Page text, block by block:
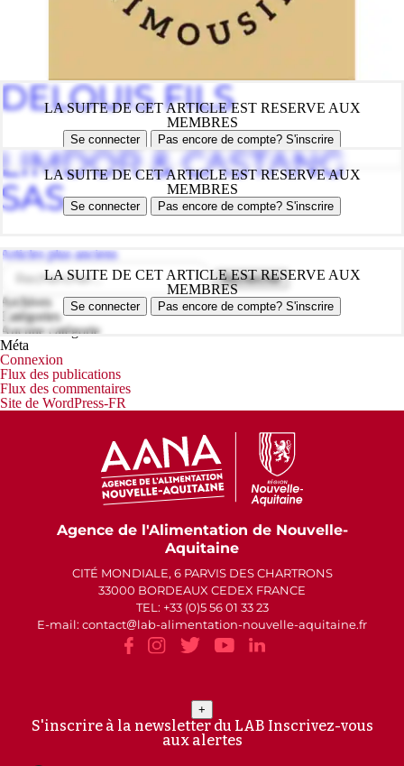
LA SUITE DE CET ARTICLE EST RESERVE AUX
MEMBRES
Se connecter Pas encore de compte? S'inscrire
DELOUIS FILS
LA SUITE DE CET ARTICLE EST RESERVE AUX
MEMBRES
Se connecter Pas encore de compte? S'inscrire
LIMDOR & CASTANG
SAS
LA SUITE DE CET ARTICLE EST RESERVE AUX
MEMBRES
Se connecter Pas encore de compte? S'inscrire
Navigation
articles
Articles plus anciens
Rechercher :
Archives
Catégories
Aucune catégorie
Méta
Connexion
Flux des publications
Flux des commentaires
Site de WordPress-FR
Agence de l'Alimentation de Nouvelle-
Aquitaine
CITÉ MONDIALE, 6 PARVIS DES CHARTRONS
33000 BORDEAUX CEDEX FRANCE
TEL: +33 (0)5 56 01 33 23
E-mail: contact
lab-alimentation-nouvelle-aquitaine.fr
+
S'inscrire à la newsletter du LAB Inscrivez-vous
aux alertes